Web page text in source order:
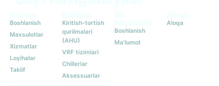
Boshlanish
Maxsulotlar
Xizmatlar
Loyihalar
Taklif
Kiritish-tortish
qurilmalari
(AHU)
VRF tizimlari
Chillerlar
Aksessuarlar
Boshlanish
Ma'lumot
Aloqa